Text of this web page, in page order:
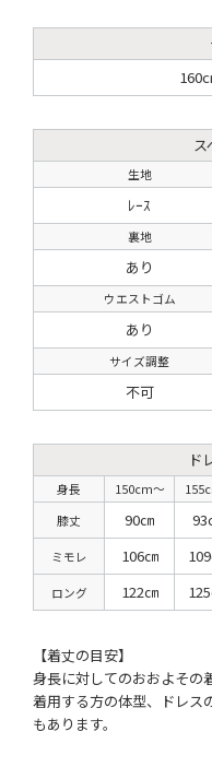
ス
生地
ﾚｰｽ
裏地
あり
ウエストゴム
あり
サイズ調整
不可
ド
身長 150cm〜
膝丈
90㎝
ミモレ 106㎝
ロング 122㎝
【着丈の目安】
身長に対してのおおよその
着用する方の体型、ドレス
もあります。